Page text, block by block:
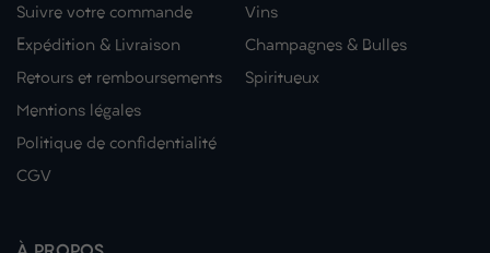
Suivre votre commande
Expédition & Livraison
Retours et remboursements
Mentions légales
Politique de confidentialité
CGV
Vins
Champagnes & Bulles
Spiritueux